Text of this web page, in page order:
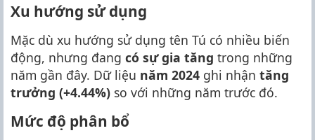
Xu hướng sử dụng
Mặc dù xu hướng sử dụng tên Tú có nhiều biến
động, nhưng đang có sự gia tăng trong những
năm gần đây. Dữ liệu năm 2024 ghi nhận tăng
trưởng (+4.44%) so với những năm trước đó.
Mức độ phân bổ